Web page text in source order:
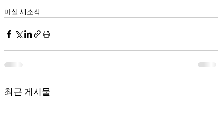
마실 새소식
최근 게시물